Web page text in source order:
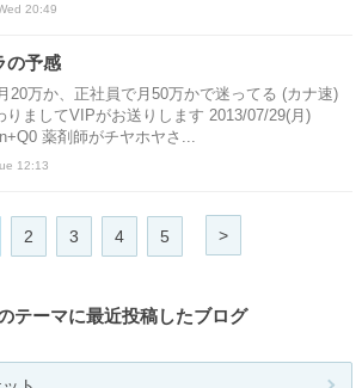
20:49
の予感
20万か、正社員で月50万かで迷ってる (カナ速)
りましてVIPがお送りします 2013/07/29(月)
薬剤師がチヤホヤさ...
12:13
2 3 4 5 >
テーマに最近投稿したブログ